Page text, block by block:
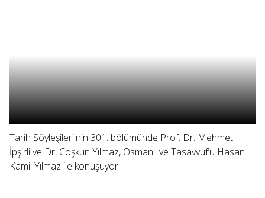
Tarih Söyleşileri'nin 301. bölümünde Prof. Dr. Mehmet
İpşirli ve Dr. Coşkun Yılmaz, Osmanlı ve Tasavvuf’u Hasan
Kamil Yılmaz ile konuşuyor.